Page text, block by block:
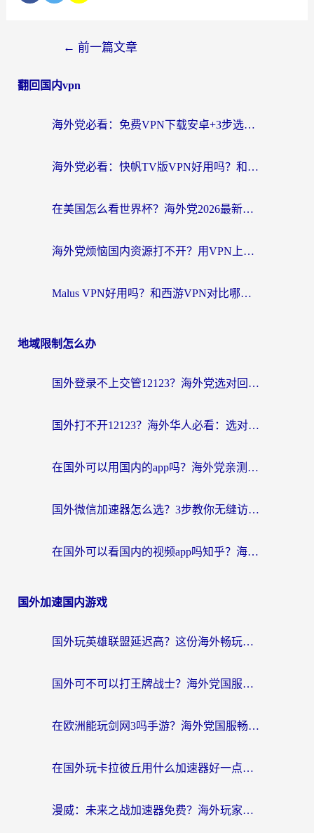
← 前一篇文章
翻回国内vpn
海外党必看：免费VPN下载安卓+3步选对国外到国内加速器，无缝刷国内资源
海外党必看：快帆TV版VPN好用吗？和斧牛手游VPN对比哪个回国效果更好？附电脑翻墙回国实用技巧
在美国怎么看世界杯？海外党2026最新回国加速器指南：从影音到游戏全搞定
海外党烦恼国内资源打不开？用VPN上海节点+这几点，轻松搞定回国加速！
Malus VPN好用吗？和西游VPN对比哪个回国效果更好？海外党亲测后的真实选择
地域限制怎么办
国外登录不上交管12123？海外党选对回国加速器，无缝访问国内资源不发愁
国外打不开12123？海外华人必看：选对回国加速器，无缝访问国内资源
在国外可以用国内的app吗？海外党亲测有效的回国加速方案
国外微信加速器怎么选？3步教你无缝访问国内资源（附避坑指南）
在国外可以看国内的视频app吗知乎？海外党亲测有效的追剧解决方案
国外加速国内游戏
国外玩英雄联盟延迟高？这份海外畅玩国服游戏的加速器终极指南帮你搞定
国外可不可以打王牌战士？海外党国服游戏加速终极指南（附3款热门游戏实测）
在欧洲能玩剑网3吗手游？海外党国服畅玩终极攻略（附三大热门游戏解决方案）
在国外玩卡拉彼丘用什么加速器好一点？海外党亲测有效的国服游戏加速指南
漫威：未来之战加速器免费？海外玩家国服畅玩终极指南（附一梦江湖弈剑行解决方案）